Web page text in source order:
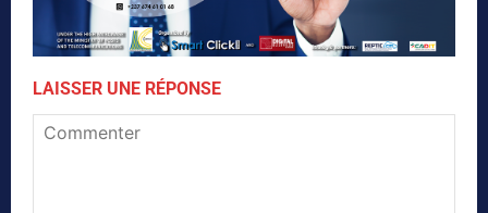
LAISSER UNE RÉPONSE